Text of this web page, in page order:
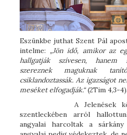
Eszünkbe juthat Szent Pál
intelme: „Jön idő, amikor az
hallgatják szívesen, hanem
szereznek maguknak
csiklandoztassák. Az igazságot
meséket elfogadják.“(2Tim 4,3-4).
A Jelenések
szentleckében arról
angyalai harcoltak a